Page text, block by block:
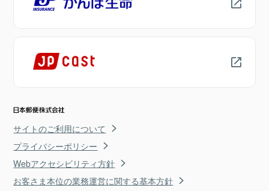
サイトのご利用について
プライバシーポリシー
Webアクセシビリティ方針
お客さま本位の業務運営に関する基本方針